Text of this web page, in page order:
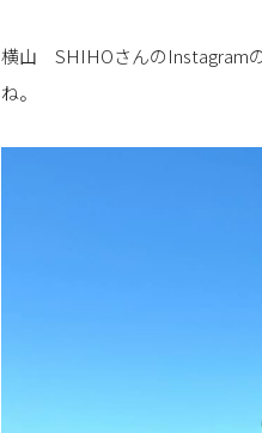
横山 SHIHOさんのInstagram
ね。